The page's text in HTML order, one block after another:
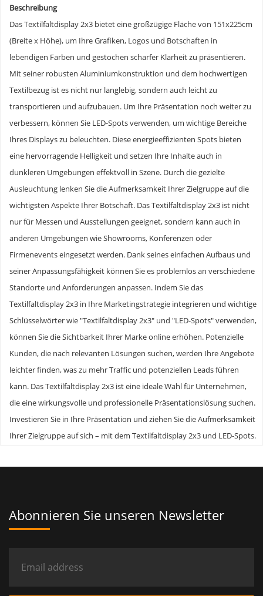
Beschreibung
Das Textilfaltdisplay 2x3 bietet eine großzügige Fläche von 151x225cm
(Breite x Höhe), um Ihre Grafiken, Logos und Botschaften in
lebendigen Farben und gestochen scharfer Klarheit zu präsentieren.
Mit seiner robusten Aluminiumkonstruktion und dem hochwertigen
Textilbezug ist es nicht nur langlebig, sondern auch leicht zu
transportieren und aufzubauen. Um Ihre Präsentation noch weiter zu
verbessern, können Sie LED-Spots verwenden, um wichtige Bereiche
Ihres Displays zu beleuchten. Diese energieeffizienten Spots bieten
eine hervorragende Helligkeit und setzen Ihre Inhalte auch in
dunkleren Umgebungen effektvoll in Szene. Durch die gezielte
Ausleuchtung lenken Sie die Aufmerksamkeit Ihrer Zielgruppe auf die
wichtigsten Aspekte Ihrer Botschaft. Das Textilfaltdisplay 2x3 ist nicht
nur für Messen und Ausstellungen geeignet, sondern kann auch in
anderen Umgebungen wie Showrooms, Konferenzen oder
Firmenevents eingesetzt werden. Dank seines einfachen Aufbaus und
seiner Anpassungsfähigkeit können Sie es problemlos an verschiedene
Standorte und Anforderungen anpassen. Indem Sie das
Textilfaltdisplay 2x3 in Ihre Marketingstrategie integrieren und wichtige
Schlüsselwörter wie "Textilfaltdisplay 2x3" und "LED-Spots" verwenden,
können Sie die Sichtbarkeit Ihrer Marke online erhöhen. Potenzielle
Kunden, die nach relevanten Lösungen suchen, werden Ihre Angebote
leichter finden, was zu mehr Traffic und potenziellen Leads führen
kann. Das Textilfaltdisplay 2x3 ist eine ideale Wahl für Unternehmen,
die eine wirkungsvolle und professionelle Präsentationslösung suchen.
Investieren Sie in Ihre Präsentation und ziehen Sie die Aufmerksamkeit
Ihrer Zielgruppe auf sich – mit dem Textilfaltdisplay 2x3 und LED-Spots.
Abonnieren Sie unseren Newsletter